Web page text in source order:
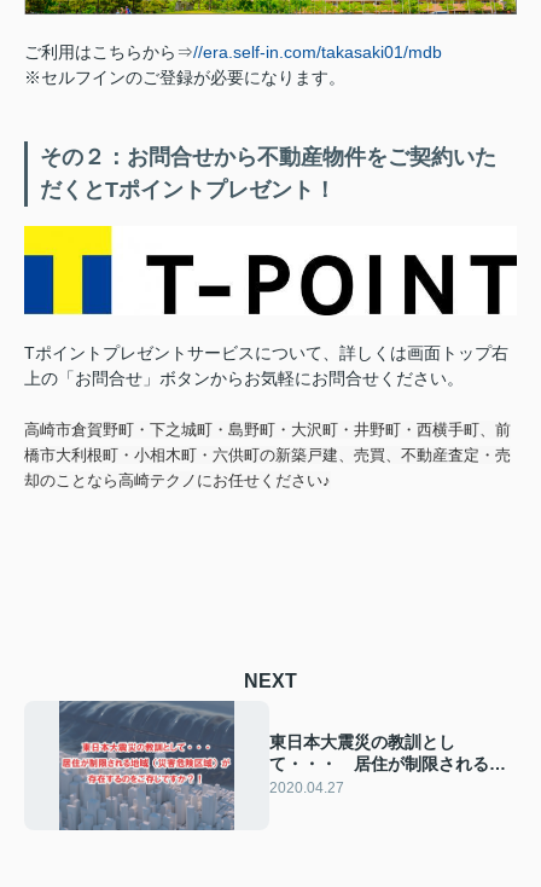
ご利用はこちらから⇒//era.self-in.com/takasaki01/mdb
※セルフインのご登録が必要になります。
その２：お問合せから不動産物件をご契約いた
だくとTポイントプレゼント！
Tポイントプレゼントサービスについて、詳しくは画面トップ右
上の「お問合せ」ボタンからお気軽にお問合せください。
高崎市倉賀野町・下之城町・島野町・大沢町・井野町・西横手町、前
橋市大利根町・小相木町・六供町の新築戸建、売買、不動産査定・売
却のことなら高崎テクノにお任せください♪
NEXT
東日本大震災の教訓とし
て・・・ 居住が制限される地
域（災害危険区域）が存在する
2020.04.27